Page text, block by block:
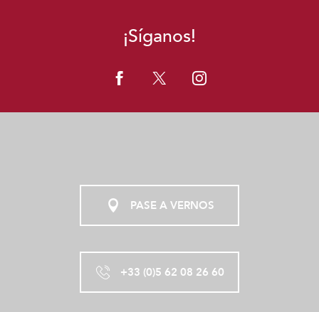
¡Síganos!
PASE A VERNOS
+33 (0)5 62 08 26 60